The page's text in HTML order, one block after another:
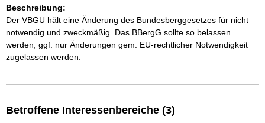
Beschreibung:
Der VBGU hält eine Änderung des Bundesberggesetzes für nicht
notwendig und zweckmäßig. Das BBergG sollte so belassen
werden, ggf. nur Änderungen gem. EU-rechtlicher Notwendigkeit
zugelassen werden.
Betroffene Interessenbereiche (3)